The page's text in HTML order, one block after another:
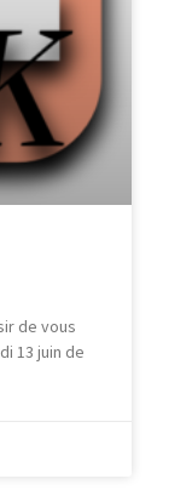
de vous
13 juin de